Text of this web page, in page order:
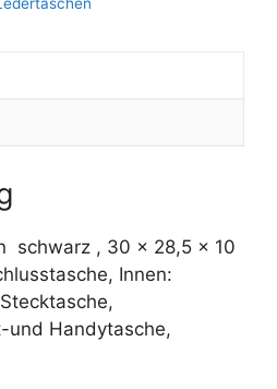
schwarz , 30 x 28,5 x 10
Innen:
und Handytasche,